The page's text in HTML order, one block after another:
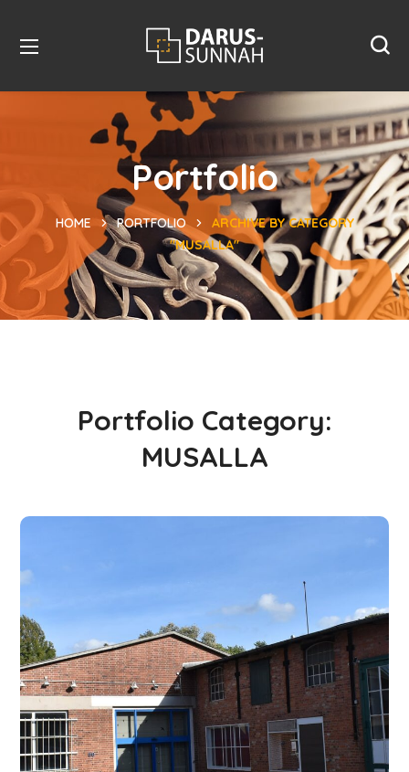
Portfolio
HOME PORTFOLIO
ARCHIVE BY CATEGORY
"MUSALLA"
Portfolio Category:
MUSALLA
Uelzen: Eigenes